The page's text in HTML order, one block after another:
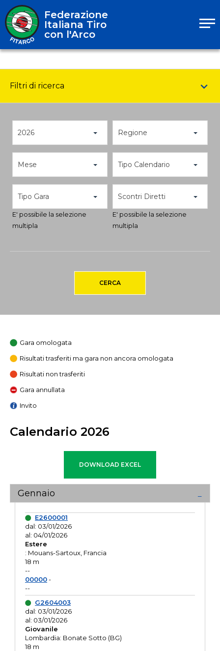
Federazione
Italiana Tiro
con l'Arco
Filtri di ricerca
2026 Regione
Mese Tipo Calendario
Tipo Gara
E' possibile la selezione
multipla
Scontri Diretti
E' possibile la selezione
multipla
CERCA
Gara omologata
Risultati trasferiti ma gara non ancora omologata
Risultati non trasferiti
Gara annullata
Invito
Calendario 2026
Gennaio
E2600001
dal: 03/01/2026
al: 04/01/2026
Estere
: Mouans-Sartoux, Francia
18 m
--
00000-
--
G2604003
dal: 03/01/2026
al: 03/01/2026
Giovanile
Lombardia: Bonate Sotto (BG)
18 m